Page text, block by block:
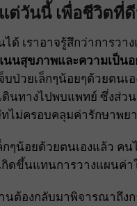
ต่วันนี้ เพื่อชีวิตที่
ด้ เราอาจรู้สึกว่าการว
นนสุขภาพและความเป็น
ป่วยเล็กๆน้อยๆด้วยตน
ดินทางไปพบแพทย์ ซึ่งส่
ไม่ครอบคลุมค่ารักษาพย
ๆน้อยด้วยตนเองแล้ว ค
กิดขึ้นแทนการวางแผนค่
ต้องกลับมาพิจารณาถึงก